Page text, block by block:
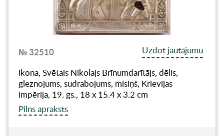
№ 32510
Uzdot jautājumu
ikona, Svētais Nikolajs Brīnumdarītājs, dēlis,
gleznojums, sudrabojums, misiņš, Krievijas
impērija, 19. gs., 18 x 15.4 x 3.2 cm
Pilns apraksts